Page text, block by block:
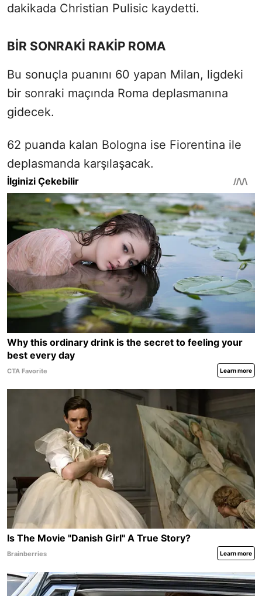
dakikada Christian Pulisic kaydetti.
BİR SONRAKİ RAKİP ROMA
Bu sonuçla puanını 60 yapan Milan, ligdeki
bir sonraki maçında Roma deplasmanına
gidecek.
62 puanda kalan Bologna ise Fiorentina ile
deplasmanda karşılaşacak.